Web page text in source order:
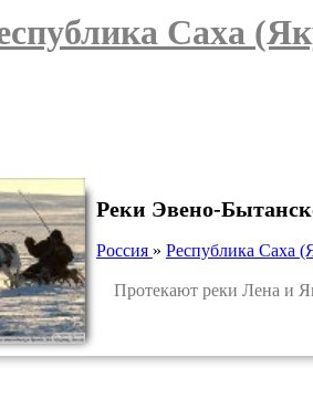
Саха
Реки Эвено-
Россия » Республика Саха
Протекают реки Лена и